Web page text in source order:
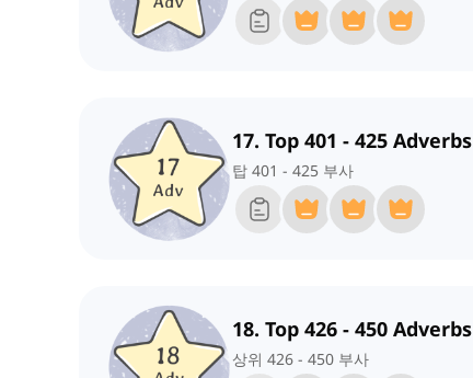
17. Top 401 - 425 Adverbs
탑 401 - 425 부사
18. Top 426 - 450 Adverbs
상위 426 - 450 부사